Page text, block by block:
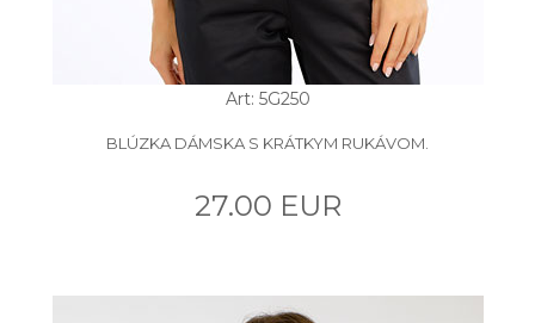
Art: 5G250
BLÚZKA DÁMSKA S KRÁTKYM RUKÁVOM.
27.00 EUR